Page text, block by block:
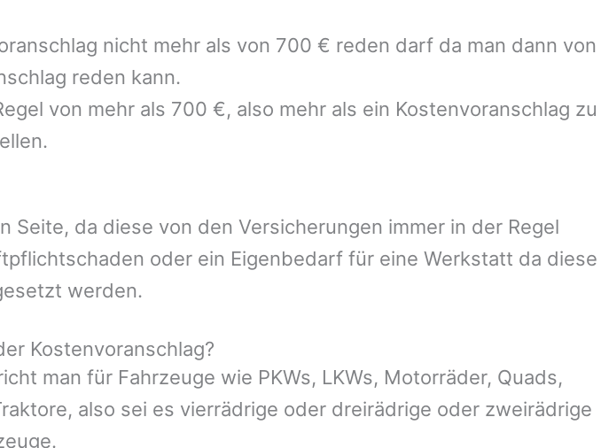
nicht mehr als von 700 € reden darf da man dann von
reden kann.
von mehr als 700 €, also mehr als ein Kostenvoranschlag zu
da diese von den Versicherungen immer in der Regel
oder ein Eigenbedarf für eine Werkstatt da diese
werden.
Kostenvoranschlag?
man für Fahrzeuge wie PKWs, LKWs, Motorräder, Quads,
also sei es vierrädrige oder dreirädrige oder zweirädrige